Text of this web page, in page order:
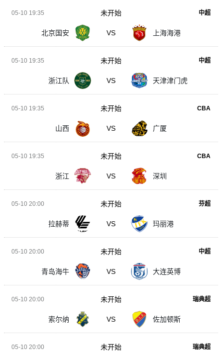
05-10 19:35 中超
北京国安 VS 上海海港
未开始
05-10 19:35 中超
浙江队 VS 天津津门虎
未开始
05-10 19:35 CBA
山西 VS 广厦
未开始
05-10 19:35 CBA
浙江 VS 深圳
未开始
05-10 20:00 芬超
拉赫蒂 VS 玛丽港
未开始
05-10 20:00 中超
青岛海牛 VS 大连英博
未开始
05-10 20:00 瑞典超
索尔纳 VS 佐加顿斯
未开始
05-10 20:00 瑞典超
未开始